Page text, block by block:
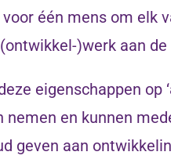
één mens om elk
)werk aan de
eigenschappen op
en kunnen
geven aan